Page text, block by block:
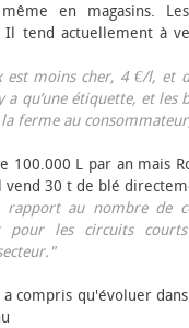
en magasins.
tend actuellement à
moins cher, 4 €/l, et
a qu’une étiquette, et
ferme au
100.000 L par an mais
30 t de blé
rapport au nombre de
pour les circuits
compris qu'évoluer